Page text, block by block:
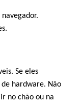
Se eles
hardware. Não
no chão ou na